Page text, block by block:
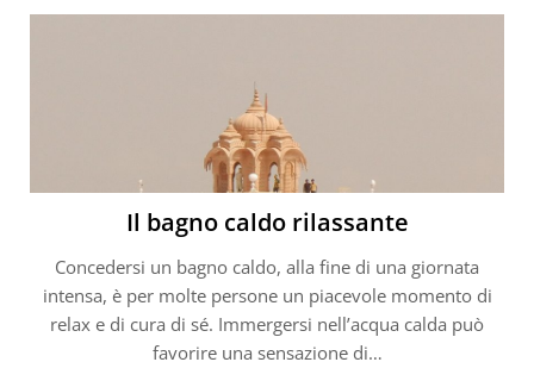
Il bagno caldo rilassante
Concedersi un bagno caldo, alla fine di una giornata
intensa, è per molte persone un piacevole momento di
relax e di cura di sé. Immergersi nell’acqua calda può
favorire una sensazione di…